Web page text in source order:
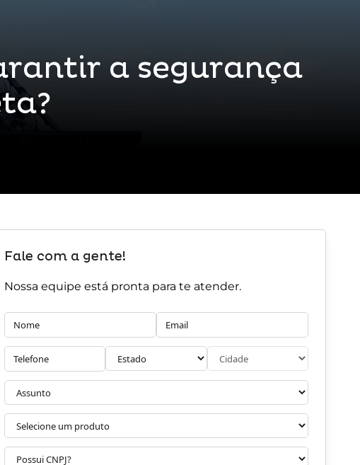
a segurança
Fale com a gente!
Nossa equipe está pronta para te atender.